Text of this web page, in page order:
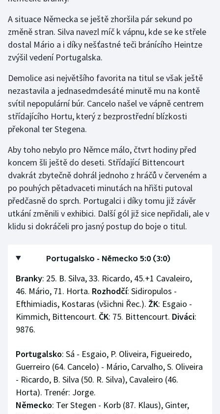
A situace Německa se ještě zhoršila pár sekund po
změně stran. Silva navezl míč k vápnu, kde se ke střele
dostal Mário a i díky nešťastné teči bránícího Heintze
zvýšil vedení Portugalska.
Demolice asi největšího favorita na titul se však ještě
nezastavila a jednasedmdesáté minutě mu na kontě
svítil nepopulární búr. Cancelo našel ve vápně centrem
střídajícího Hortu, který z bezprostřední blízkosti
překonal ter Stegena.
Aby toho nebylo pro Němce málo, čtvrt hodiny před
koncem šli ještě do deseti. Střídající Bittencourt
dvakrát zbytečně dohrál jednoho z hráčů v červeném a
po pouhých pětadvaceti minutách na hřišti putoval
předčasně do sprch. Portugalci i díky tomu již závěr
utkání změnili v exhibici. Další gól již sice nepřidali, ale v
klidu si dokráčeli pro jasný postup do boje o titul.
Portugalsko - Německo 5:0 (3:0)
Branky: 25. B. Silva, 33. Ricardo, 45.+1 Cavaleiro,
46. Mário, 71. Horta. Rozhodčí: Sidiropulos -
Efthimiadis, Kostaras (všichni Řec.). ŽK: Esgaio -
Kimmich, Bittencourt. ČK: 75. Bittencourt. Diváci:
9876.
Portugalsko: Sá - Esgaio, P. Oliveira, Figueiredo,
Guerreiro (64. Cancelo) - Mário, Carvalho, S. Oliveira
- Ricardo, B. Silva (50. R. Silva), Cavaleiro (46.
Horta). Trenér: Jorge.
Německo: Ter Stegen - Korb (87. Klaus), Ginter,